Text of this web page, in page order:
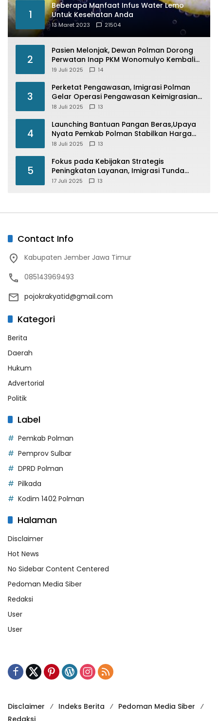
1
Beberapa Manfaat Infus Water Lemo
Untuk Kesehatan Anda
13 Maret 2023 21504
2
Pasien Melonjak, Dewan Polman Dorong
Perwatan Inap PKM Wonomulyo Kembali
di Fungsikan
19 Juli 2025 14
3
Perketat Pengawasan, Imigrasi Polman
Gelar Operasi Pengawasan Keimigrasian
“Wirawaspada” Serentak disemua Daerah
18 Juli 2025 13
4
Launching Bantuan Pangan Beras,Upaya
Nyata Pemkab Polman Stabilkan Harga
Beras
18 Juli 2025 13
5
Fokus pada Kebijakan Strategis
Peningkatan Layanan, Imigrasi Tunda
Paspor Desain Merah Putih
17 Juli 2025 13
Contact Info
Kabupaten Jember Jawa Timur
085143969493
pojokrakyatid@gmail.com
Kategori
Berita
Daerah
Hukum
Advertorial
Politik
Label
Pemkab Polman
Pemprov Sulbar
DPRD Polman
Pilkada
Kodim 1402 Polman
Halaman
Disclaimer
Hot News
No Sidebar Content Centered
Pedoman Media Siber
Redaksi
User
User
Disclaimer Indeks Berita
Pedoman Media Siber